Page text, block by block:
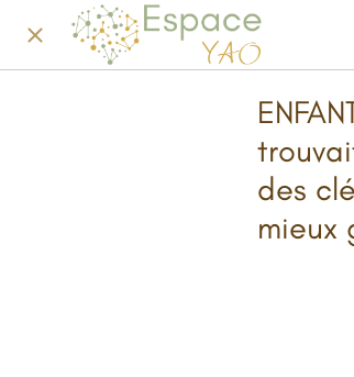
des
mieux